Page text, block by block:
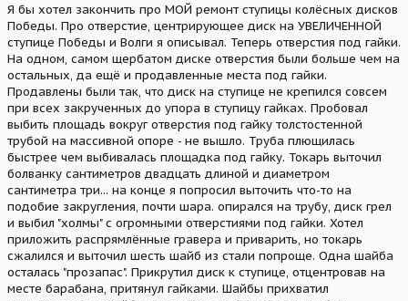
Я бы хотел закончить про МОЙ ремонт ступицы колёсных дисков
Победы. Про отверстие, центрирующее диск на УВЕЛИЧЕННОЙ
ступице Победы и Волги я описывал. Теперь отверстия под гайки.
На одном, самом щербатом диске отверстия были больше чем на
остальных, да ещё и продавленные места под гайки.
Продавлены были так, что диск на ступице не крепился совсем
при всех закрученных до упора в ступицу гайках. Пробовал
выбить площадь вокруг отверстия под гайку толстостенной
трубой на массивной опоре - не вышло. Труба плющилась
быстрее чем выбивалась площадка под гайку. Токарь выточил
болванку сантиметров двадцать длиной и диаметром
сантиметра три... на конце я попросил выточить что-то на
подобие закругления, почти шара. опирался на трубу, диск грел
и выбил "холмы" с огромными отверстиями под гайки. Хотел
приложить распрямлённые гравера и приварить, но токарь
сжалился и выточил шесть шайб из стали попроще. Одна шайба
осталась "прозапас". Прикрутил диск к ступице, отцентровав на
месте барабана, притянул гайками. Шайбы прихватил